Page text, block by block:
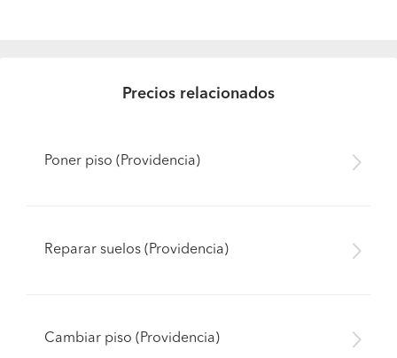
Precios relacionados
Poner piso (Providencia)
Reparar suelos (Providencia)
Cambiar piso (Providencia)